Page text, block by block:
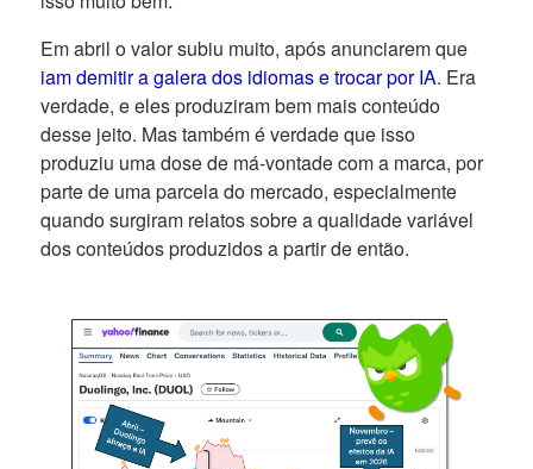
Em abril o valor subiu muito, após anunciarem que
iam demitir a galera dos idiomas e trocar por IA. Era
verdade, e eles produziram bem mais conteúdo
desse jeito. Mas também é verdade que isso
produziu uma dose de má-vontade com a marca, por
parte de uma parcela do mercado, especialmente
quando surgiram relatos sobre a qualidade variável
dos conteúdos produzidos a partir de então.